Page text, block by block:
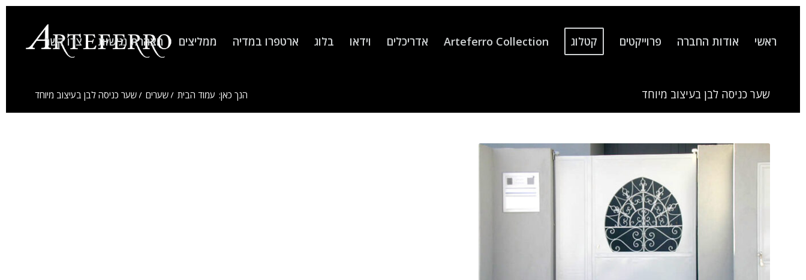
ראשי אודות החברה פרוייקטים קטלוג Arteferro Collection אדריכלים וידאו בלוג ארטפרו במדיה ממליצים הצהרת נגישות צרו קשר
שער כניסה לבן בעיצוב מיוחד הנך כאן: עמוד הבית / שערים / שער כניסה לבן בעיצוב מיוחד